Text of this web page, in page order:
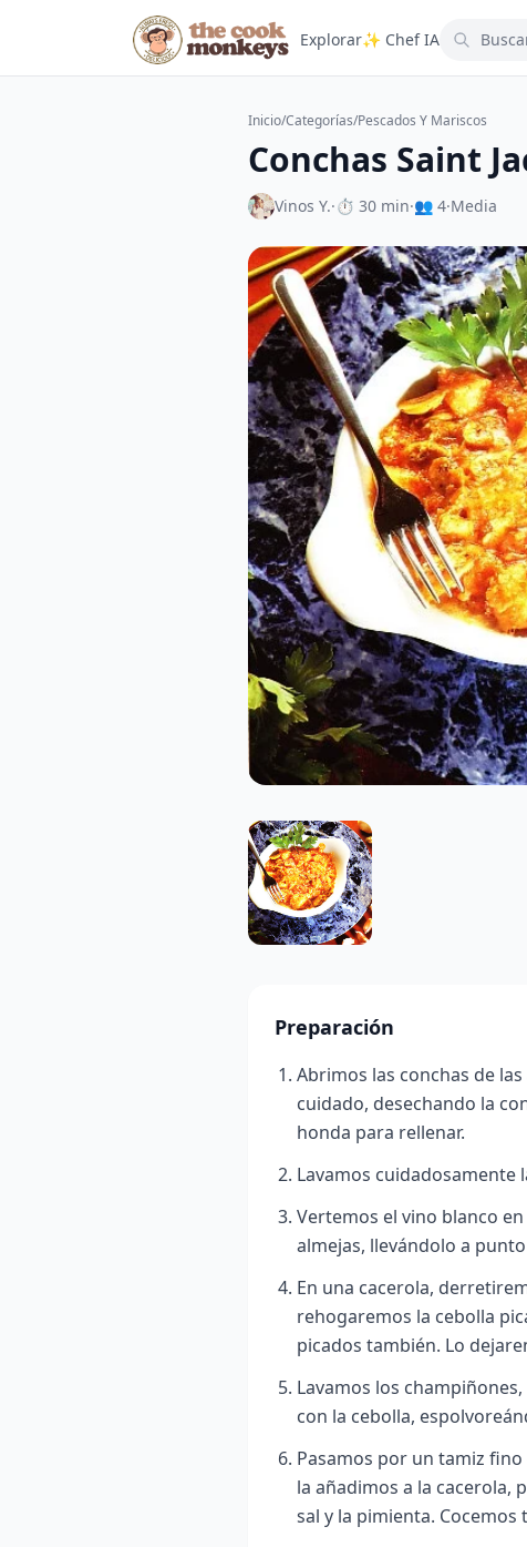
Explorar✨ Chef IA
Inicio/Categorías/Pescados Y Mariscos
Conchas Saint
Vinos Y.·⏱ 30 min·👥 4·Media
Preparación
Abrimos las conchas de
cuidado, desechando la
honda para rellenar.
Lavamos cuidadosamente
Vertemos el vino blanco
almejas, llevándolo a
En una cacerola,
rehogaremos la cebolla
picados también. Lo
Lavamos los
con la cebolla,
Pasamos por un tamiz
la añadimos a la cacerola,
sal y la pimienta.